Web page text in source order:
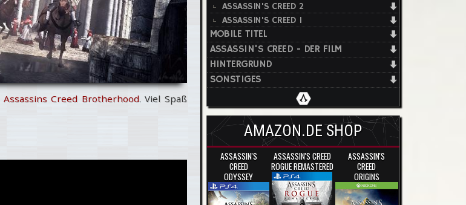
Assassins Creed Brotherhood. Viel Spaß
ASSASSIN'S CREED 2
ASSASSIN'S CREED 1
MOBILE TITEL
ASSASSIN'S CREED - DER FILM
HINTERGRUND
SONSTIGES
AMAZON.DE SHOP
ASSASSIN'S
CREED
ODYSSEY
ASSASSIN'S CREED
ROGUE REMASTERED
ASSASSIN'S
CREED
ORIGINS